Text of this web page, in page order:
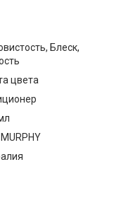
Блеск,
цвета
MURPHY